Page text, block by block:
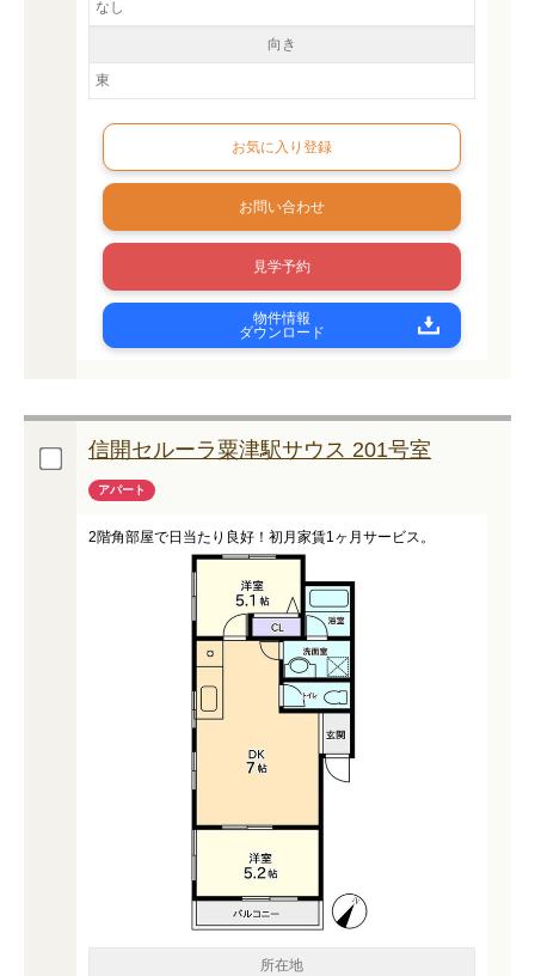
なし
向き
東
お問い合わせ
見学予約
物件情報
ダウンロード
信開セルーラ粟津駅サウス 201号室
アパート
2階角部屋で日当たり良好！初月家賃1ヶ月サービス。
所在地